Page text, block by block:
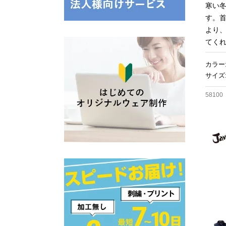
寒い
す。
より
てく
カラ
サイ
58100